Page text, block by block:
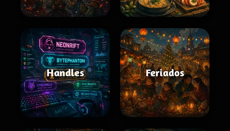
Handles Feriados